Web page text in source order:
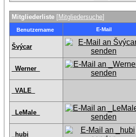
Mitgliederliste [Mitgliedersuche]
Benutzername E-Mail
Švýcar
_Werner_
_VALE_
_LeMale_
_hubi